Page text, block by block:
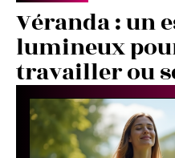
Véranda : un
lumineux
travailler ou